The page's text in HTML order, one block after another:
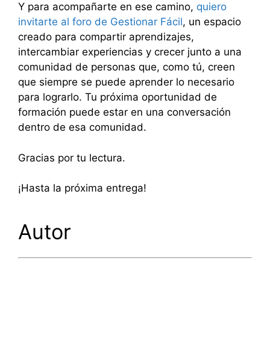
Y para acompañarte en ese camino, quiero
invitarte al foro de Gestionar Fácil, un espacio
creado para compartir aprendizajes,
intercambiar experiencias y crecer junto a una
comunidad de personas que, como tú, creen
que siempre se puede aprender lo necesario
para lograrlo. Tu próxima oportunidad de
formación puede estar en una conversación
dentro de esa comunidad.
Gracias por tu lectura.
¡Hasta la próxima entrega!
Autor